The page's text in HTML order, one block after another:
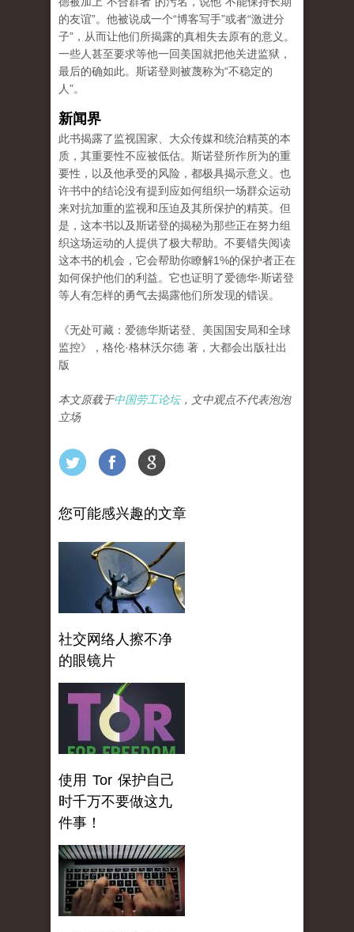
的友谊”。他被说成一个“博客写手”或者“激进分
子”，从而让他们所揭露的真相失去原有的意义。
一些人甚至要求等他一回美国就把他关进监狱，
最后的确如此。斯诺登则被蔑称为“不稳定的
人”。
新闻界
此书揭露了监视国家、大众传媒和统治精英的本
质，其重要性不应被低估。斯诺登所作所为的重
要性，以及他承受的风险，都极具揭示意义。也
许书中的结论没有提到应如何组织一场群众运动
来对抗加重的监视和压迫及其所保护的精英。但
是，这本书以及斯诺登的揭秘为那些正在努力组
织这场运动的人提供了极大帮助。不要错失阅读
这本书的机会，它会帮助你瞭解1%的保护者正在
如何保护他们的利益。它也证明了爱德华‧斯诺登
等人有怎样的勇气去揭露他们所发现的错误。
《无处可藏：爱德华斯诺登、美国国安局和全球
监控》，格伦·格林沃尔德 著，大都会出版社出
版
本文原载于中国劳工论坛，文中观点不代表泡泡
立场
您可能感兴趣的文章
社交网络人擦不净
的眼镜片
使用 Tor 保护自己
时千万不要做这九
件事！